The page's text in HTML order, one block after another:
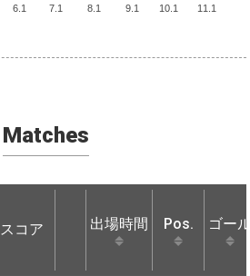
6.1 7.1 8.1 9.1 10.1 11.1
Matches
スコア 出場時間 Pos. ゴー